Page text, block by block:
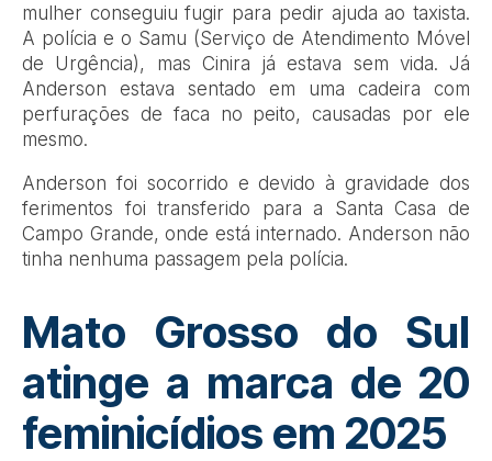
mulher conseguiu fugir para pedir ajuda ao taxista.
A polícia e o Samu (Serviço de Atendimento Móvel
de Urgência), mas Cinira já estava sem vida. Já
Anderson estava sentado em uma cadeira com
perfurações de faca no peito, causadas por ele
mesmo.
Anderson foi socorrido e devido à gravidade dos
ferimentos foi transferido para a Santa Casa de
Campo Grande, onde está internado. Anderson não
tinha nenhuma passagem pela polícia.
Mato Grosso do Sul
atinge a marca de 20
feminicídios em 2025